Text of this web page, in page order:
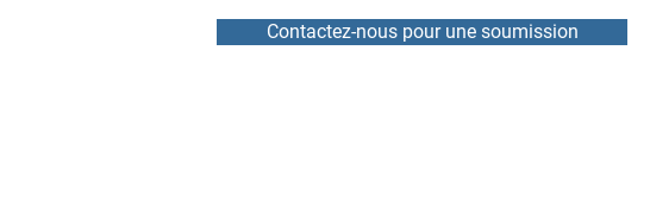
Contactez-nous pour une soumission